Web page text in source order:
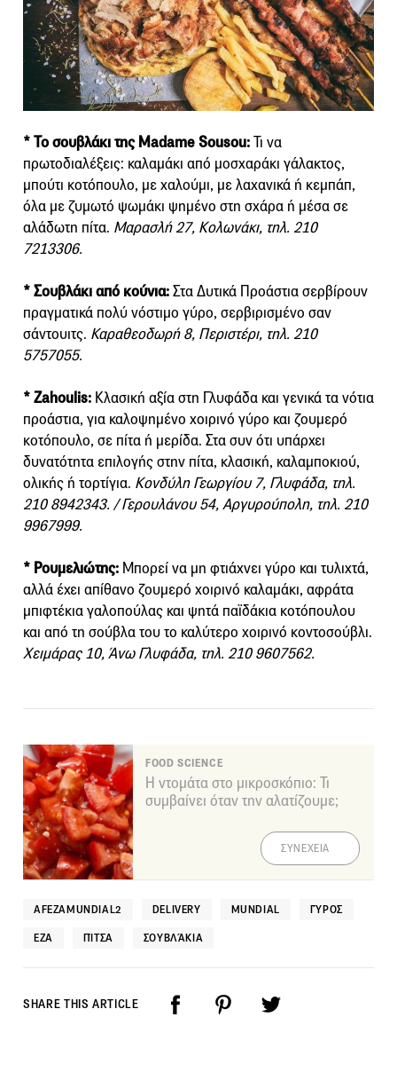
* Το σουβλάκι της Madame Sousou:Τι να
πρωτοδιαλέξεις: καλαμάκι από μοσχαράκι γάλακτος,
μπούτι κοτόπουλο, με χαλούμι, με λαχανικά ή κεμπάπ,
όλα με ζυμωτό ψωμάκι ψημένο στη σχάρα ή μέσα σε
αλάδωτη πίτα. Μαρασλή 27, Κολωνάκι, τηλ. 210
7213306.
* Σουβλάκι από κούνια:Στα Δυτικά Προάστια σερβίρουν
πραγματικά πολύ νόστιμο γύρο, σερβιρισμένο σαν
σάντουιτς. Καραθεοδωρή 8, Περιστέρι, τηλ. 210
5757055.
* Zahoulis: Κλασική αξία στη Γλυφάδα και γενικά τα νότια
προάστια, για καλοψημένο χοιρινό γύρο και ζουμερό
κοτόπουλο, σε πίτα ή μερίδα. Στα συν ότι υπάρχει
δυνατότητα επιλογής στην πίτα, κλασική, καλαμποκιού,
ολικής ή τορτίγια. Κονδύλη Γεωργίου 7, Γλυφάδα, τηλ.
210 8942343. / Γερουλάνου 54, Αργυρούπολη, τηλ. 210
9967999.
* Ρουμελιώτης: Μπορεί να μη φτιάχνει γύρο και τυλιχτά,
αλλά έχει απίθανο ζουμερό χοιρινό καλαμάκι, αφράτα
μπιφτέκια γαλοπούλας και ψητά παϊδάκια κοτόπουλου
και από τη σούβλα του το καλύτερο χοιρινό κοντοσούβλι.
Χειμάρας 10, Άνω Γλυφάδα, τηλ. 210 9607562.
FOOD SCIENCE
Η ντομάτα στο μικροσκόπιο: Τι
συμβαίνει όταν την αλατίζουμε;
ΣΥΝΕΧΕΙΑ
AFEZAMUNDIAL2 DELIVERY MUNDIAL ΓΎΡΟΣ
ΕΖΑ ΠΊΤΣΑ ΣΟΥΒΛΆΚΙΑ
SHARE THIS ARTICLE